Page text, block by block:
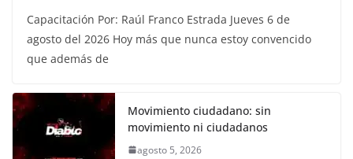
Capacitación Por: Raúl Franco Estrada Jueves 6 de
agosto del 2026 Hoy más que nunca estoy convencido
que además de
Movimiento ciudadano: sin
movimiento ni ciudadanos
agosto 5, 2026